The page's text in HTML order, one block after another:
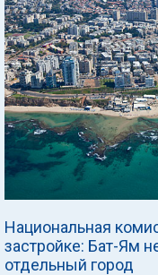
Национальная
застройке: Бат-Ям
отдельный город